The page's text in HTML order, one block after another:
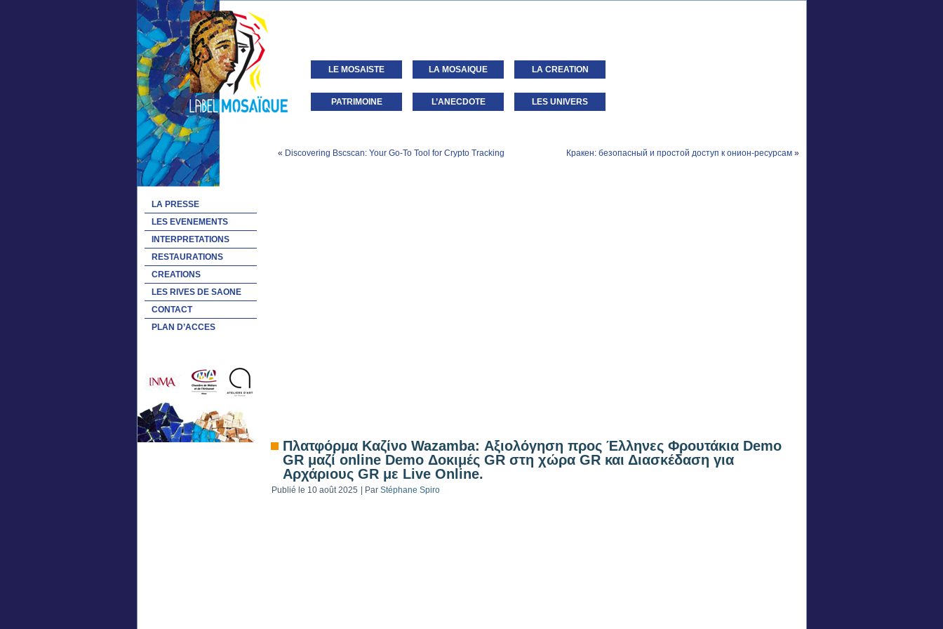
LE MOSAISTE LA MOSAIQUE LA CREATION
PATRIMOINE L’ANECDOTE LES UNIVERS
LA PRESSE
LES EVENEMENTS
INTERPRETATIONS
RESTAURATIONS
CREATIONS
LES RIVES DE SAONE
CONTACT
PLAN D’ACCES
« Discovering Bscscan: Your Go-To Tool for Crypto Tracking Кракен: безопасный и простой доступ к онион-ресурсам»
Πλατφόρμα Καζίνο Wazamba: Αξιολόγηση προς Έλληνες Φρουτάκια Demo
GR μαζί online Demo Δοκιμές GR στη χώρα GR και Διασκέδαση για
Αρχάριους GR με Live Online.
Publié le 10 août 2025 Par Stéphane Spiro